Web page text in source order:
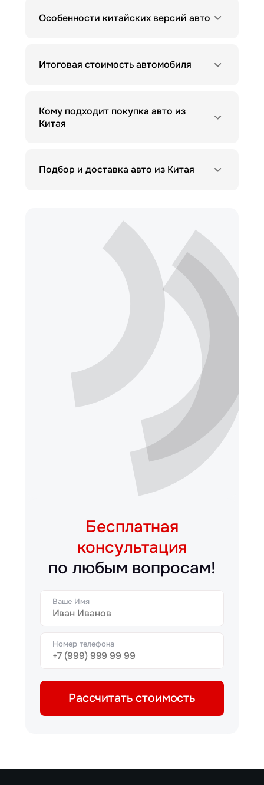
Особенности китайских версий авто
Итоговая стоимость автомобиля
Кому подходит покупка авто из
Китая
Подбор и доставка авто из Китая
Бесплатная
консультация
по любым вопросам!
Ваше Имя
Номер телефона
Рассчитать стоимость